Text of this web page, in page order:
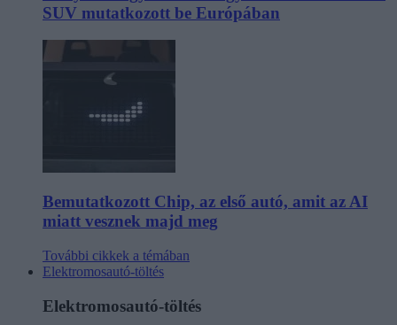
SUV mutatkozott be Európában
Bemutatkozott Chip, az első autó, amit az AI
miatt vesznek majd meg
További cikkek a témában
Elektromosautó-töltés
Elektromosautó-töltés